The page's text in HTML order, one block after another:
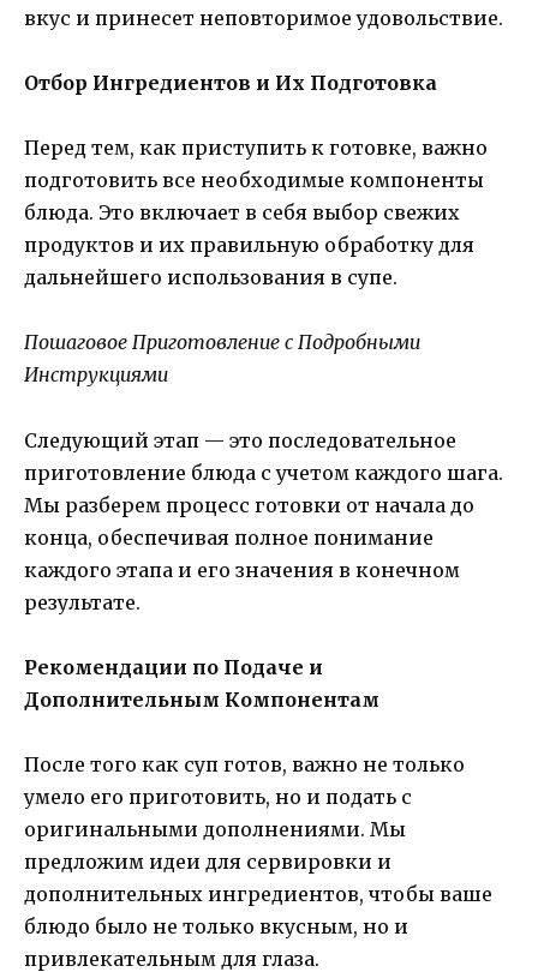
вкус и принесет неповторимое удовольствие.
Отбор Ингредиентов и Их Подготовка
Перед тем, как приступить к готовке, важно
подготовить все необходимые компоненты
блюда. Это включает в себя выбор свежих
продуктов и их правильную обработку для
дальнейшего использования в супе.
Пошаговое Приготовление с Подробными
Инструкциями
Следующий этап — это последовательное
приготовление блюда с учетом каждого шага.
Мы разберем процесс готовки от начала до
конца, обеспечивая полное понимание
каждого этапа и его значения в конечном
результате.
Рекомендации по Подаче и
Дополнительным Компонентам
После того как суп готов, важно не только
умело его приготовить, но и подать с
оригинальными дополнениями. Мы
предложим идеи для сервировки и
дополнительных ингредиентов, чтобы ваше
блюдо было не только вкусным, но и
привлекательным для глаза.